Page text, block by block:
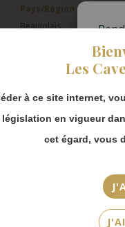
Les
à ce site internet,
législation en vigueur
cet égard, vous
Pays/Région
Beaujolais
Millésime
2022
Couleur
en